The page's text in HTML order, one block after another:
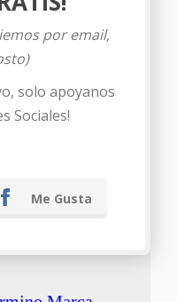
por email,
solo apoyanos
Sociales!
Me Gusta